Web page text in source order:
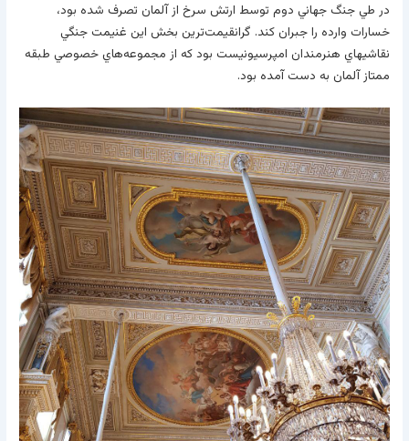
در طي جنگ جهاني دوم توسط ارتش سرخ از آلمان تصرف شده بود،
خسارات وارده را جبران کند. گرانقيمت‌ترين بخش اين غنيمت جنگي
نقاشيهاي هنرمندان امپرسيونيست بود که از مجموعه‌هاي خصوصي طبقه
ممتاز آلمان به دست آمده بود.